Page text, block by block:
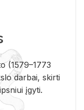
(1579–1773
darbai, skirti
įgyti.